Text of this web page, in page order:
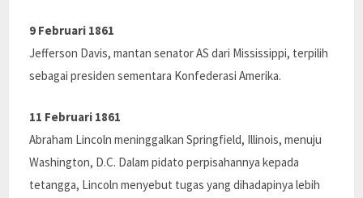
9 Februari 1861
Jefferson Davis, mantan senator AS dari Mississippi, terpilih
sebagai presiden sementara Konfederasi Amerika.
11 Februari 1861
Abraham Lincoln meninggalkan Springfield, Illinois, menuju
Washington, D.C. Dalam pidato perpisahannya kepada
tetangga, Lincoln menyebut tugas yang dihadapinya lebih